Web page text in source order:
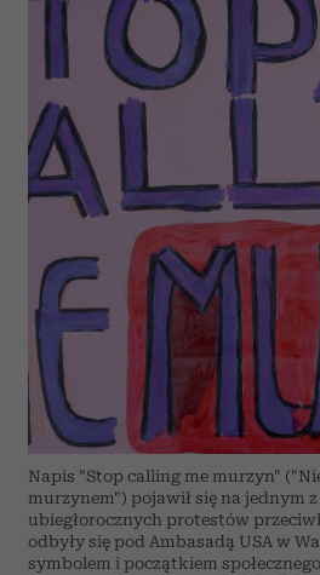
Napis "Stop calling me murzyn"
murzynem") pojawił się na jednym
ubiegłorocznych protestów
odbyły się pod Ambasadą USA w
symbolem i początkiem